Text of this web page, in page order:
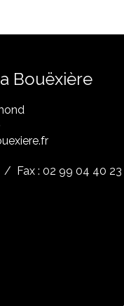
Bouëxière
/ Fax : 02 99 04 40 23